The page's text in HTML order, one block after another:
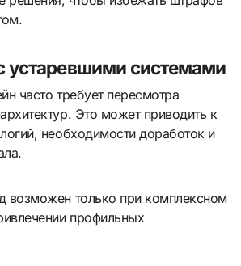
устаревшими системами
часто требует пересмотра
Это может приводить к
необходимости доработок и
возможен только при комплексном
профильных